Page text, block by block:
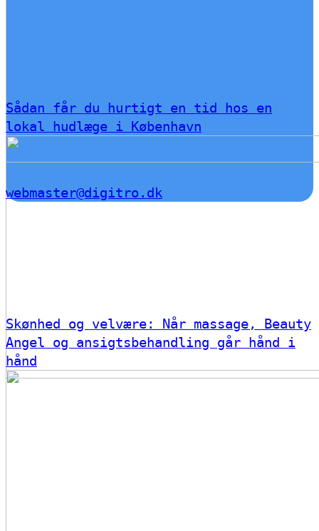
Sådan får du hurtigt en tid hos en
lokal hudlæge i København
Skønhed og velvære: Når massage, Beauty
Angel og ansigtsbehandling går hånd i
hånd
webmaster@digitro.dk